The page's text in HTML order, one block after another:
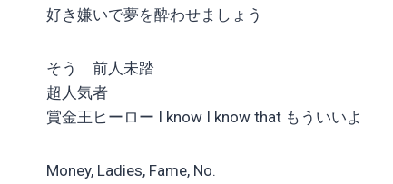
好き嫌いで夢を酔わせましょう
そう 前人未踏
超人気者
賞金王ヒーロー I know I know that もういいよ
Money, Ladies, Fame, No.